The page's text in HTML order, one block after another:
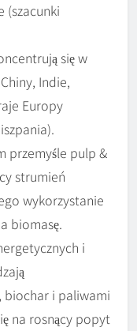
(szacunki
się w
Indie,
Europy
przemyśle pulp &
strumień
wykorzystanie
biomasę.
i
biochar i paliwami
na rosnący popyt